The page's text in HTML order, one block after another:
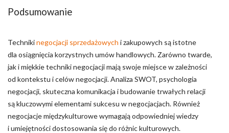
Podsumowanie
Technikinegocjacji sprzedażowych i zakupowych są istotne
dla osiągnięcia korzystnych umów handlowych. Zarówno twarde,
jak i miękkie techniki negocjacji mają swoje miejsce w zależności
od kontekstu i celów negocjacji. Analiza SWOT, psychologia
negocjacji, skuteczna komunikacja i budowanie trwałych relacji
są kluczowymi elementami sukcesu w negocjacjach. Również
negocjacje międzykulturowe wymagają odpowiedniej wiedzy
i umiejętności dostosowania się do różnic kulturowych.